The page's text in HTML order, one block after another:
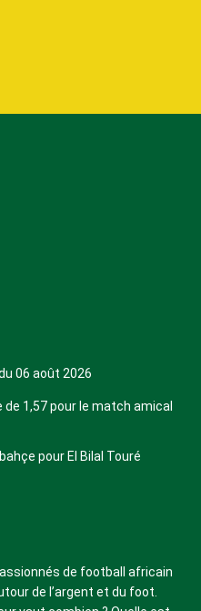
06 août 2026
1,57 pour le match amical
pour El Bilal Touré
de football africain
de l’argent et du foot.